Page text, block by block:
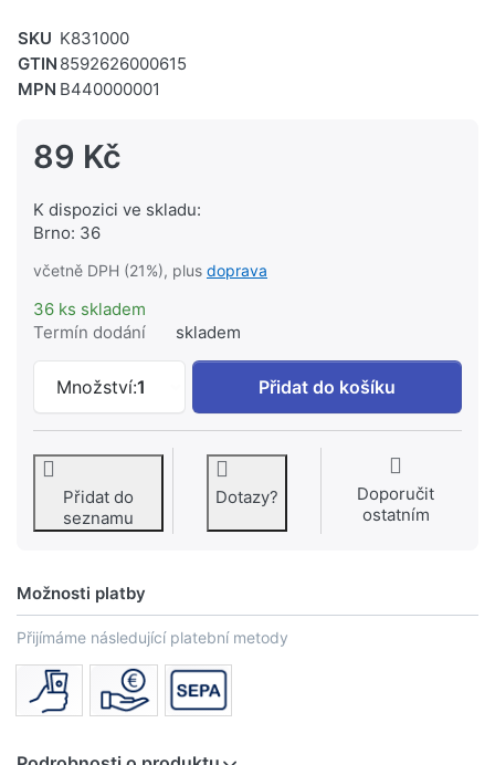
SKU K831000
GTIN 8592626000615
MPN B440000001
89 Kč
K dispozici ve skladu:
Brno: 36
včetně DPH (21%), plus doprava
36 ks skladem
Termín dodání
skladem
Množství:1
RAVAK sada pro krycí lištu 6 bílá
Přidat do košíku
Přidat do
seznamu
Dotazy?
Doporučit
ostatním
Možnosti platby
Přijímáme následující platební metody